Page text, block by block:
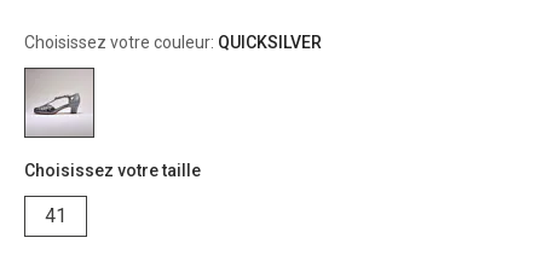
Choisissez votre couleur: QUICKSILVER
Choisissez votre taille
41